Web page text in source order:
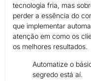
tecnologia fria, mas
perder a essência do
que implementar
atenção em como os
os melhores resultados.
Automatize o
segredo está aí.